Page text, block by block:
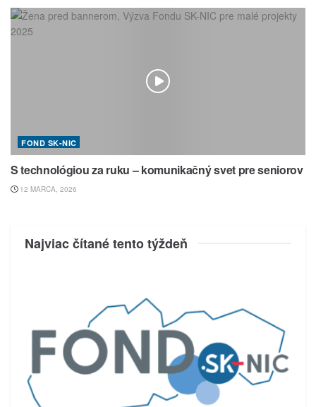
FOND SK-NIC
S technológiou za ruku – komunikačný svet pre seniorov
12 MARCA, 2026
Najviac čítané tento týždeň